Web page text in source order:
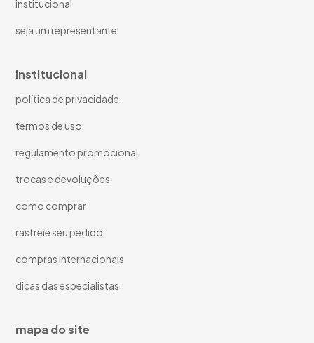
institucional
seja um representante
institucional
política de privacidade
termos de uso
regulamento promocional
trocas e devoluções
como comprar
rastreie seu pedido
compras internacionais
dicas das especialistas
mapa do site